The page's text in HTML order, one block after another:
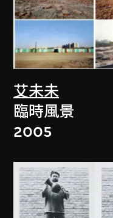
艾未未
臨時風景
2005